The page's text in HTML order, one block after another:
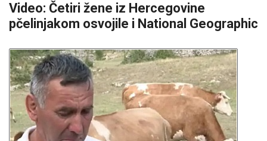
Video: Četiri žene iz Hercegovine
pčelinjakom osvojile i National Geographic